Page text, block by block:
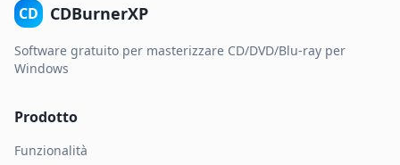
CD CDBurnerXP
Software gratuito per masterizzare CD/DVD/Blu-ray per
Windows
Prodotto
Funzionalità